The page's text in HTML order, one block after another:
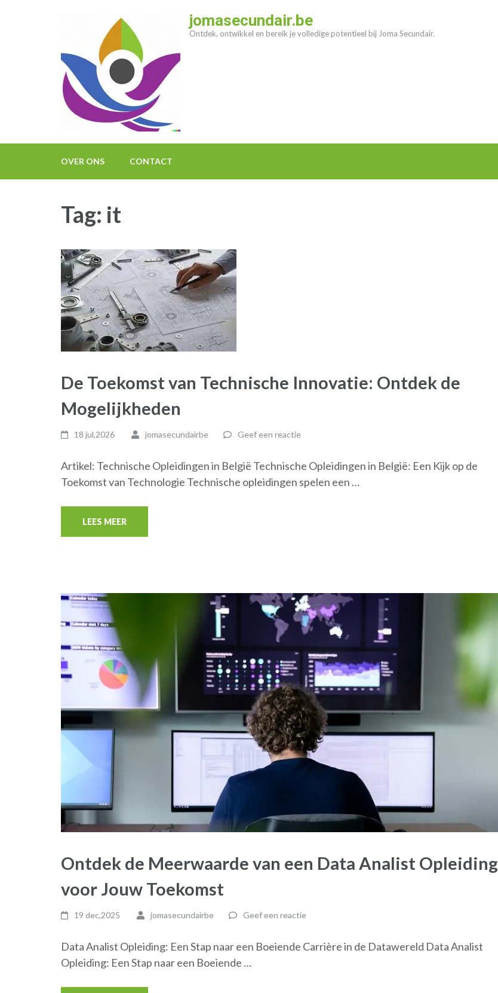
jomasecundair.be
Ontdek, ontwikkel en bereik je volledige potentieel bij Joma Secundair.
OVER ONS CONTACT
Tag: it
De Toekomst van Technische Innovatie: Ontdek de
Mogelijkheden
18 jul,2026 jomasecundairbe Geef een reactie
Artikel: Technische Opleidingen in België Technische Opleidingen in België: Een Kijk op de
Toekomst van Technologie Technische opleidingen spelen een …
LEES MEER
Ontdek de Meerwaarde van een Data Analist Opleiding
voor Jouw Toekomst
19 dec,2025 jomasecundairbe Geef een reactie
Data Analist Opleiding: Een Stap naar een Boeiende Carrière in de Datawereld Data Analist
Opleiding: Een Stap naar een Boeiende …